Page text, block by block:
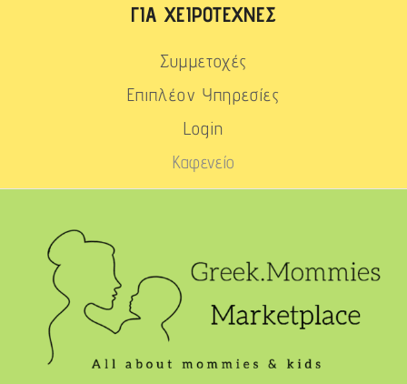
ΓΙΑ ΧΕΙΡΟΤΈΧΝΕΣ
Συμμετοχές
Επιπλέον Υπηρεσίες
Login
Καφενείο